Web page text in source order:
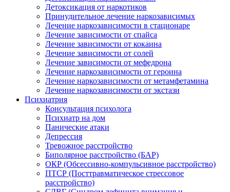
Детоксикация от наркотиков
Принудительное лечение наркозависимых
Лечение наркозависимости в стационаре
Лечение зависимости от спайса
Лечение зависимости от кокаина
Лечение зависимости от солей
Лечение зависимости от мефедрона
Лечение наркозависимости от героина
Лечение наркозависимости от метамфетамина
Лечение наркозависимости от экстази
Психиатрия
Консультация психолога
Психиатр на дом
Панические атаки
Депрессия
Тревожное расстройство
Биполярное расстройство (БАР)
ОКР (Обсессивно-компульсивное расстройство)
ПТСР (Посттравматическое стрессовое
расстройство)